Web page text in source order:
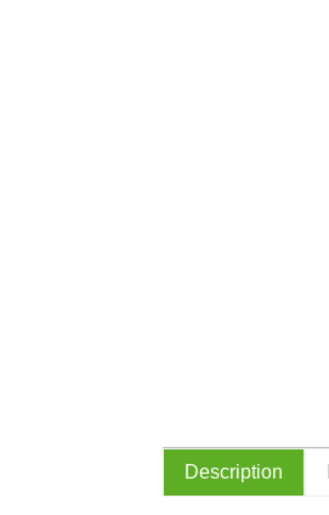
Description